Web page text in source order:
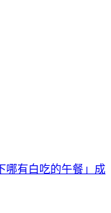
：早知道讓她多化一